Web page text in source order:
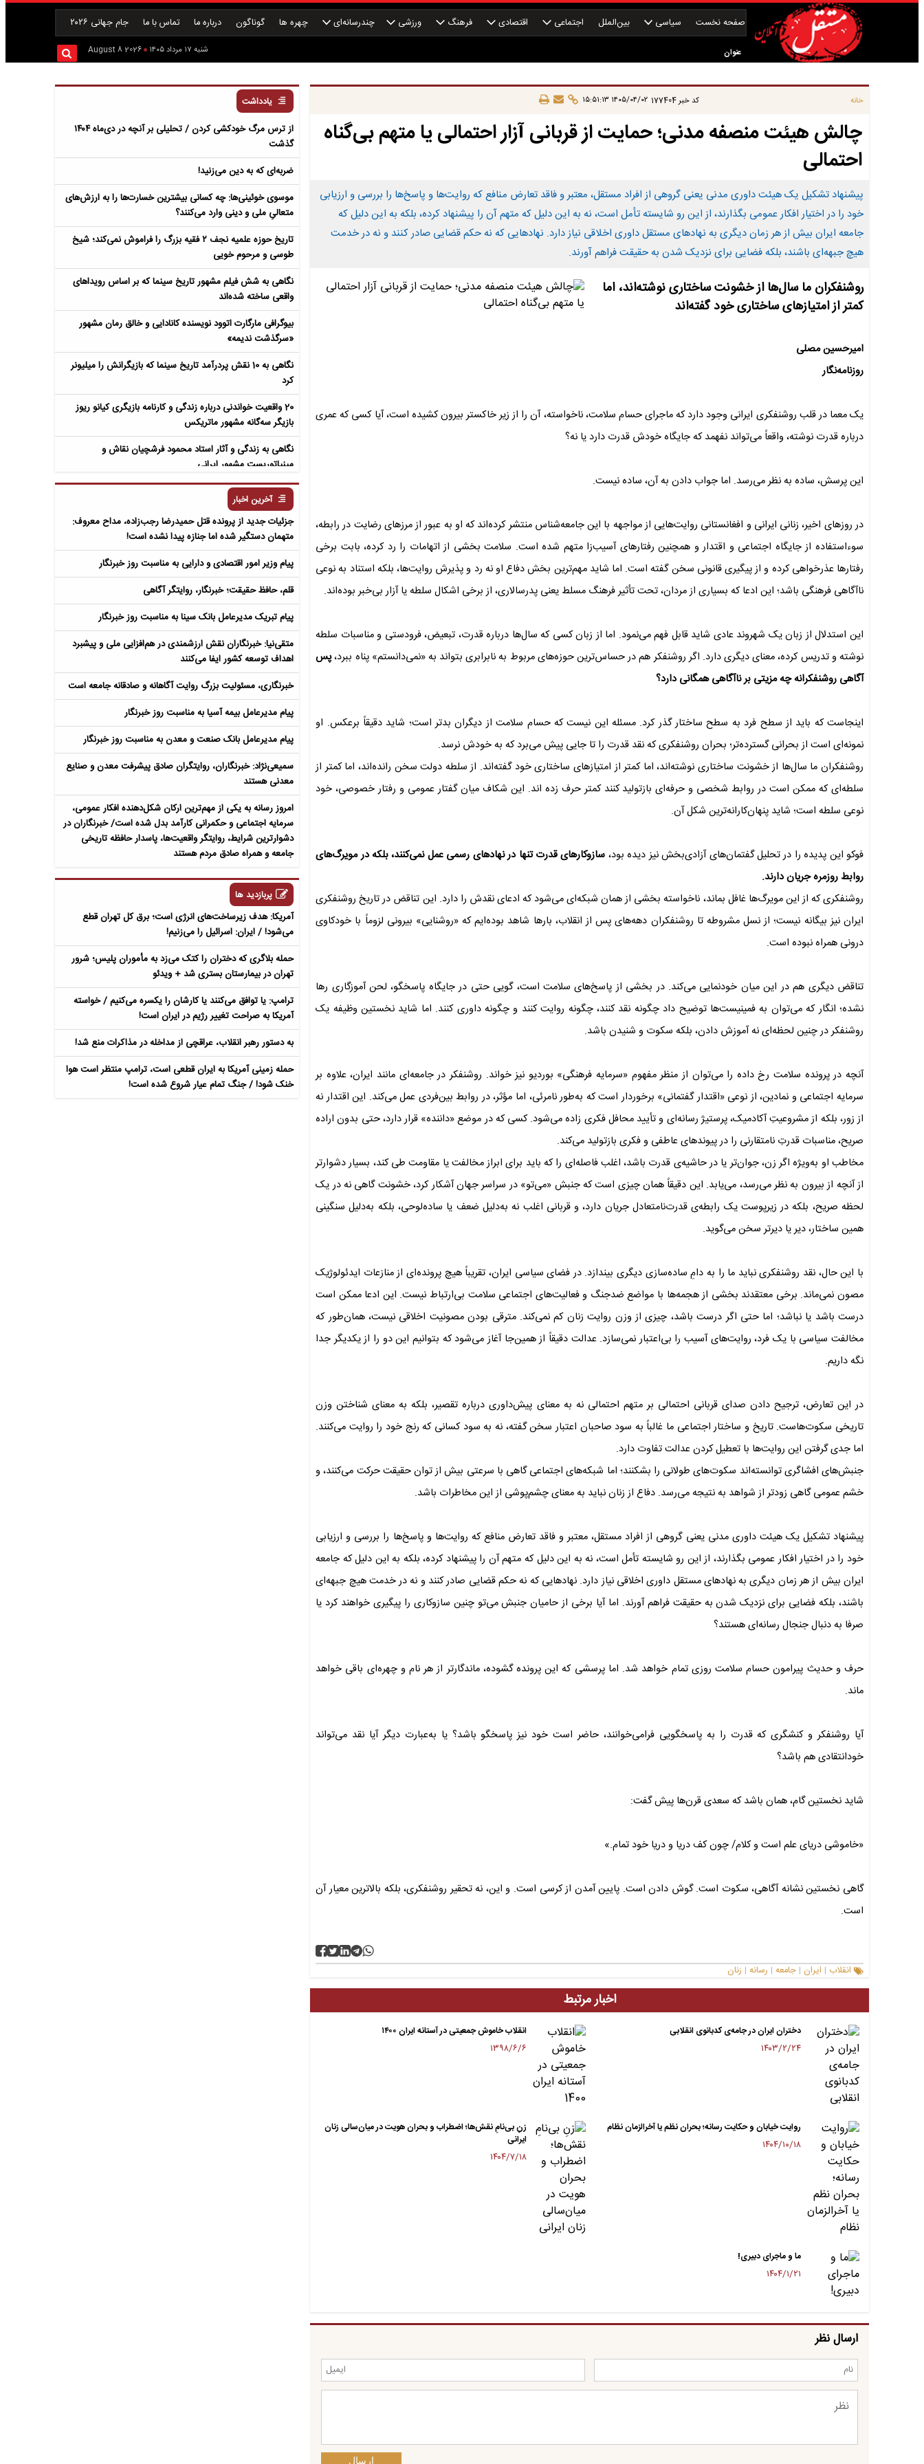
صفحه نخست سیاسی بین‌الملل اجتماعی اقتصادی فرهنگ ورزشی چندرسانه‌ای چهره ها گوناگون درباره ما تماس با ما جام جهانی ۲۰۲۶
عنوان شنبه ۱۷ مرداد ۱۴۰۵ 2026 August 8
خانه کد خبر177404
|۱۴۰۵/۰۴/۰۲ ۱۵:۵۱:۱۳
چالش هیئت منصفه مدنی؛ حمایت از قربانی آزار احتمالی یا متهم بی‌گناه
احتمالی
پیشنهاد تشکیل یک هیئت داوری مدنی یعنی گروهی از افراد مستقل، معتبر و فاقد تعارض منافع که روایت‌ها و پاسخ‌ها را بررسی و ارزیابی
خود را در اختیار افکار عمومی بگذارند، از این رو شایسته تأمل است، نه به این دلیل که متهم آن را پیشنهاد کرده، بلکه به این دلیل که
جامعه ایران بیش از هر زمان دیگری به نهادهای مستقل داوری اخلاقی نیاز دارد. نهادهایی که نه حکم قضایی صادر کنند و نه در خدمت
هیچ جبهه‌ای باشند، بلکه فضایی برای نزدیک شدن به حقیقت فراهم آورند.
روشنفکران ما سال‌ها از خشونت ساختاری نوشته‌اند، اما
کمتر از امتیازهای ساختاری خود گفته‌اند
امیرحسین مصلی
روزنامه‌نگار
یک معما در قلب روشنفکری ایرانی وجود دارد که ماجرای حسام سلامت، ناخواسته، آن را از زیر خاکستر بیرون کشیده است، آیا کسی که عمری
درباره قدرت نوشته، واقعاً می‌تواند نفهمد که جایگاه خودش قدرت دارد یا نه؟
این پرسش، ساده به نظر می‌رسد. اما جواب دادن به آن، ساده نیست.
در روزهای اخیر، زنانی ایرانی و افغانستانی روایت‌هایی از مواجهه با این جامعه‌شناس منتشر کرده‌اند که او به عبور از مرزهای رضایت در رابطه،
سوءاستفاده از جایگاه اجتماعی و اقتدار و همچنین رفتارهای آسیب‌زا متهم شده است. سلامت بخشی از اتهامات را رد کرده، بابت برخی
رفتارها عذرخواهی کرده و از پیگیری قانونی سخن گفته است. اما شاید مهم‌ترین بخش دفاع او نه رد و پذیرش روایت‌ها، بلکه استناد به نوعی
ناآگاهی فرهنگی باشد؛ این ادعا که بسیاری از مردان، تحت تأثیر فرهنگ مسلط یعنی پدرسالاری، از برخی اشکال سلطه یا آزار بی‌خبر بوده‌اند.
این استدلال از زبان یک شهروند عادی شاید قابل فهم می‌نمود. اما از زبان کسی که سال‌ها درباره قدرت، تبعیض، فرودستی و مناسبات سلطه
نوشته و تدریس کرده، معنای دیگری دارد. اگر روشنفکر هم در حساس‌ترین حوزه‌های مربوط به نابرابری بتواند به «نمی‌دانستم» پناه ببرد،پس
آگاهی روشنفکرانه چه مزیتی بر ناآگاهی همگانی دارد؟
اینجاست که باید از سطح فرد به سطح ساختار گذر کرد. مسئله این نیست که حسام سلامت از دیگران بدتر است؛ شاید دقیقاً برعکس. او
نمونه‌ای است از بحرانی گسترده‌تر؛ بحران روشنفکری که نقد قدرت را تا جایی پیش می‌برد که به خودش نرسد.
روشنفکران ما سال‌ها از خشونت ساختاری نوشته‌اند، اما کمتر از امتیازهای ساختاری خود گفته‌اند. از سلطه دولت سخن رانده‌اند، اما کمتر از
سلطه‌ای که ممکن است در روابط شخصی و حرفه‌ای بازتولید کنند کمتر حرف زده اند. این شکاف میان گفتار عمومی و رفتار خصوصی، خود
نوعی سلطه است؛ شاید پنهان‌کارانه‌ترین شکل آن.
فوکو این پدیده را در تحلیل گفتمان‌های آزادی‌بخش نیز دیده بود، سازوکارهای قدرت تنها در نهادهای رسمی عمل نمی‌کنند، بلکه در مویرگ‌های
روابط روزمره جریان دارند.
روشنفکری که از این مویرگ‌ها غافل بماند، ناخواسته بخشی از همان شبکه‌ای می‌شود که ادعای نقدش را دارد. این تناقض در تاریخ روشنفکری
ایران نیز بیگانه نیست؛ از نسل مشروطه تا روشنفکران دهه‌های پس از انقلاب، بارها شاهد بوده‌ایم که «روشنایی» بیرونی لزوماً با خودکاوی
درونی همراه نبوده است.
تناقض دیگری هم در این میان خودنمایی می‌کند. در بخشی از پاسخ‌های سلامت است، گویی حتی در جایگاه پاسخگو، لحن آموزگاری رها
نشده؛ انگار که می‌توان به فمینیست‌ها توضیح داد چگونه نقد کنند، چگونه روایت کنند و چگونه داوری کنند. اما شاید نخستین وظیفه یک
روشنفکر در چنین لحظه‌ای نه آموزش دادن، بلکه سکوت و شنیدن باشد.
آنچه در پرونده سلامت رخ داده را می‌توان از منظر مفهوم «سرمایه فرهنگی» بوردیو نیز خواند. روشنفکر در جامعه‌ای مانند ایران، علاوه بر
سرمایه اجتماعی و نمادین، از نوعی «اقتدار گفتمانی» برخوردار است که به‌طور نامرئی، اما مؤثر، در روابط بین‌فردی عمل می‌کند. این اقتدار نه
از زور، بلکه از مشروعیتِ آکادمیک، پرستیژ رسانه‌ای و تأیید محافل فکری زاده می‌شود. کسی که در موضع «داننده» قرار دارد، حتی بدون اراده
صریح، مناسبات قدرتِ نامتقارنی را در پیوندهای عاطفی و فکری بازتولید می‌کند.
مخاطب او به‌ویژه اگر زن، جوان‌تر یا در حاشیه‌ی قدرت باشد، اغلب فاصله‌ای را که باید برای ابراز مخالفت یا مقاومت طی کند، بسیار دشوارتر
از آنچه از بیرون به نظر می‌رسد، می‌یابد. این دقیقاً همان چیزی است که جنبش «می‌تو» در سراسر جهان آشکار کرد، خشونت گاهی نه در یک
لحظه صریح، بلکه در زیرپوست یک رابطه‌ی قدرت‌نامتعادل جریان دارد، و قربانی اغلب نه به‌دلیل ضعف یا ساده‌لوحی، بلکه به‌دلیل سنگینی
همین ساختار، دیر یا دیرتر سخن می‌گوید.
با این حال، نقد روشنفکری نباید ما را به دامِ ساده‌سازی دیگری بیندازد. در فضای سیاسی ایران، تقریباً هیچ پرونده‌ای از منازعات ایدئولوژیک
مصون نمی‌ماند. برخی معتقدند بخشی از هجمه‌ها با مواضع ضدجنگ و فعالیت‌های اجتماعی سلامت بی‌ارتباط نیست. این ادعا ممکن است
درست باشد یا نباشد؛ اما حتی اگر درست باشد، چیزی از وزن روایت زنان کم نمی‌کند. مترقی بودن مصونیت اخلاقی نیست، همان‌طور که
مخالفت سیاسی با یک فرد، روایت‌های آسیب را بی‌اعتبار نمی‌سازد. عدالت دقیقاً از همین‌جا آغاز می‌شود که بتوانیم این دو را از یکدیگر جدا
نگه داریم.
در این تعارض، ترجیح دادن صدای قربانی احتمالی بر متهم احتمالی نه به معنای پیش‌داوری درباره تقصیر، بلکه به معنای شناختن وزن
تاریخی سکوت‌هاست. تاریخ و ساختار اجتماعی ما غالباً به سود صاحبان اعتبار سخن گفته، نه به سود کسانی که رنج خود را روایت می‌کنند.
اما جدی گرفتن این روایت‌ها با تعطیل کردن عدالت تفاوت دارد.
جنبش‌های افشاگری توانسته‌اند سکوت‌های طولانی را بشکنند؛ اما شبکه‌های اجتماعی گاهی با سرعتی بیش از توان حقیقت حرکت می‌کنند، و
خشم عمومی گاهی زودتر از شواهد به نتیجه می‌رسد. دفاع از زنان نباید به معنای چشم‌پوشی از این مخاطرات باشد.
پیشنهاد تشکیل یک هیئت داوری مدنی یعنی گروهی از افراد مستقل، معتبر و فاقد تعارض منافع که روایت‌ها و پاسخ‌ها را بررسی و ارزیابی
خود را در اختیار افکار عمومی بگذارند، از این رو شایسته تأمل است، نه به این دلیل که متهم آن را پیشنهاد کرده، بلکه به این دلیل که جامعه
ایران بیش از هر زمان دیگری به نهادهای مستقل داوری اخلاقی نیاز دارد. نهادهایی که نه حکم قضایی صادر کنند و نه در خدمت هیچ جبهه‌ای
باشند، بلکه فضایی برای نزدیک شدن به حقیقت فراهم آورند. اما آیا برخی از حامیان جنبش می‌تو چنین سازوکاری را پیگیری خواهند کرد یا
صرفا به دنبال جنجال رسانه‌ای هستند؟
حرف و حدیث پیرامون حسام سلامت روزی تمام خواهد شد. اما پرسشی که این پرونده گشوده، ماندگارتر از هر نام و چهره‌ای باقی خواهد
ماند.
آیا روشنفکر و کنشگری که قدرت را به پاسخگویی فرامی‌خوانند، حاضر است خود نیز پاسخگو باشد؟ یا به‌عبارت دیگر آیا نقد می‌تواند
خودانتقادی هم باشد؟
شاید نخستین گام، همان باشد که سعدی قرن‌ها پیش گفت:
«خاموشی دریای علم است و کلام/ چون کف دریا و دریا خود تمام.»
گاهی نخستین نشانه آگاهی، سکوت است. گوش دادن است. پایین آمدن از کرسی است. و این، نه تحقیر روشنفکری، بلکه بالاترین معیار آن
است.
انقلاب | ایران | جامعه | رسانه | زنان
اخبار مرتبط
دختران ایران در جامەی کدبانوی انقلابی
۱۴۰۳/۲/۲۴
انقلاب خاموش جمعیتی در آستانه ایران ۱۴۰۰
۱۳۹۸/۶/۶
روایت خیابان و حکایت رسانه؛ بحران نظم یا آخرالزمان نظام
۱۴۰۴/۱۰/۱۸
زنِ بی‌نامِ نقش‌ها؛ اضطراب و بحران هویت در میان‌سالی زنان
ایرانی
۱۴۰۴/۷/۱۸
ما و ماجرای دبیری!
۱۴۰۴/۱/۲۱
ارسال نظر
ارسال
یادداشت
از ترس مرگ خودکشی کردن / تحلیلی بر آنچه در دی‌ماه ۱۴۰۴
گذشت
ضربه‌ای که به دین می‌زنید!
موسوی خوئینی‌ها: چه کسانی بیشترین خسارت‌ها را به ارزش‌های
متعالیِ ملی و دینی وارد می‌کنند؟
تاریخ حوزه علمیه نجف ۲ فقیه بزرگ را فراموش نمی‌کند؛ شیخ
طوسی و مرحوم خویی
نگاهی به شش فیلم مشهور تاریخ سینما که بر اساس رویداهای
واقعی ساخته شده‌اند
بیوگرافی مارگارت اتوود نویسنده کانادایی و خالق رمان مشهور
«سرگذشت ندیمه»
نگاهی به 10 نقش پردرآمد تاریخ سینما که بازیگرانش را میلیونر
کرد
20 واقعیت خواندنی درباره زندگی و کارنامه بازیگری کیانو ریوز
بازیگر سه‌گانه مشهور ماتریکس
نگاهی به زندگی و آثار استاد محمود فرشچیان نقاش و
مینیاتوریست مشهور ایرانی
نگاهی به زندگی و آثار عباس معروفی نویسنده ایرانی و خالق رمان
سمفونی مردگان
آخرین اخبار
جزئیات جدید از پرونده قتل حمیدرضا رجب‌زاده، مداح معروف:
متهمان دستگیر شده اما جنازه پیدا نشده است!
پیام وزیر امور اقتصادی و دارایی به مناسبت روز خبرنگار
قلم، حافظ حقیقت؛ خبرنگار، روایتگر آگاهی
پیام تبریک مدیرعامل بانک سینا به مناسبت روز خبرنگار
متقی‌نیا: خبرنگاران نقش ارزشمندی در هم‌افزایی ملی و پیشبرد
اهداف توسعه کشور ایفا می‌کنند
خبرنگاری، مسئولیت بزرگ روایت آگاهانه و صادقانه جامعه است
پیام مدیرعامل بیمه آسیا به مناسبت روز خبرنگار
پیام مدیرعامل بانک صنعت و معدن به مناسبت روز خبرنگار
سمیعی‌نژاد: خبرنگاران، روایتگران صادق پیشرفت معدن و صنایع
معدنی هستند
امروز رسانه به یکی از مهم‌ترین ارکان شکل‌دهنده افکار عمومی،
سرمایه اجتماعی و حکمرانی کارآمد بدل شده است/ خبرنگاران در
دشوارترین شرایط، روایتگر واقعیت‌ها، پاسدار حافظه تاریخی
جامعه و همراه صادق مردم هستند
پربازدید ها
آمریکا: هدف زیرساخت‌های انرژی است؛ برق کل تهران قطع
می‌شود! / ایران: اسرائیل را می‌زنیم!
حمله بلاگری که دختران را کتک می‌زد به مأموران پلیس؛ شرور
تهران در بیمارستان بستری شد + ویدئو
ترامپ: یا توافق می‌کنند یا کارشان را یکسره می‌کنیم / خواسته
آمریکا به صراحت تغییر رژیم در ایران است!
به دستور رهبر انقلاب، عراقچی از مداخله در مذاکرات منع شد!
حمله زمینی آمریکا به ایران قطعی است، ترامپ منتظر است هوا
خنک شود! / جنگ تمام عیار شروع شده است!